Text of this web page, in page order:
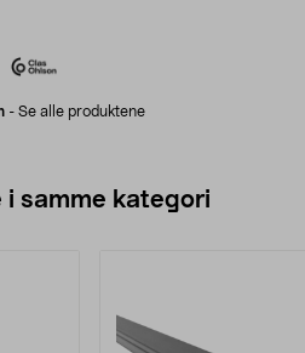
- Se alle produktene
i samme kategori